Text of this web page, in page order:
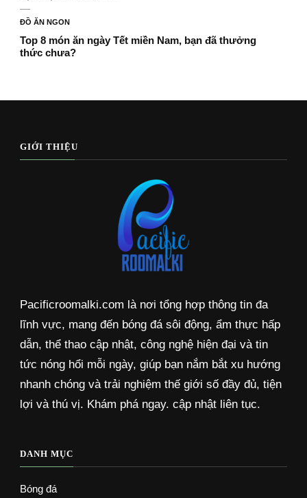
ĐỒ ĂN NGON
Top 8 món ăn ngày Tết miền Nam, bạn đã thưởng
thức chưa?
GIỚI THIỆU
Pacificroomalki.com là nơi tổng hợp thông tin đa
lĩnh vực, mang đến bóng đá sôi động, ẩm thực hấp
dẫn, thể thao cập nhật, công nghệ hiện đại và tin
tức nóng hổi mỗi ngày, giúp bạn nắm bắt xu hướng
nhanh chóng và trải nghiệm thế giới số đầy đủ, tiện
lợi và thú vị. Khám phá ngay. cập nhật liên tục.
DANH MỤC
Bóng đá